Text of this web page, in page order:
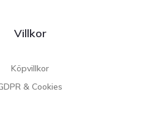
Villkor
Köpvillkor
& Cookies